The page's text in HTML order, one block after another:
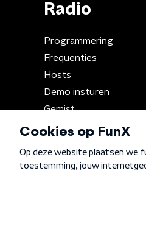
Radio
Programmering
Frequenties
Hosts
Demo insturen
Gemist
Algemene voorwaarden